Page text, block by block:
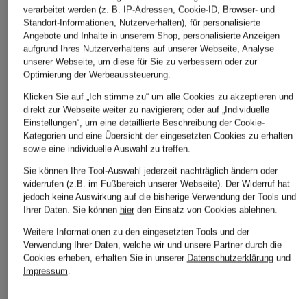
WITHBLACK
Jacke ANNI in
Lederoptik
Ursprünglich:CHF 119
ELIAS RUMELIS
Blouson REVERIE in
Lederoptik
ALLSAINTS
Lederjacke BILLIE
Ursprünglich: CHF 599
Weitere Kategorien
Abendkleider
Kleider
verarbeitet werden (z. B. IP-Adressen, Cookie-ID, Browser- und
Standort-Informationen, Nutzerverhalten), für personalisierte
Angebote und Inhalte in unserem Shop, personalisierte Anzeigen
aufgrund Ihres Nutzerverhaltens auf unserer Webseite, Analyse
unserer Webseite, um diese für Sie zu verbessern oder zur
Optimierung der Werbeaussteuerung.
Klicken Sie auf „Ich stimme zu“ um alle Cookies zu akzeptieren und
direkt zur Webseite weiter zu navigieren; oder auf „Individuelle
Einstellungen“, um eine detaillierte Beschreibung der Cookie-
Kategorien und eine Übersicht der eingesetzten Cookies zu erhalten
sowie eine individuelle Auswahl zu treffen.
Sie können Ihre Tool-Auswahl jederzeit nachträglich ändern oder
widerrufen (z.B. im Fußbereich unserer Webseite). Der Widerruf hat
jedoch keine Auswirkung auf die bisherige Verwendung der Tools und
Ihrer Daten. Sie können hierden Einsatz von Cookies ablehnen.
Weitere Informationen zu den eingesetzten Tools und der
Verwendung Ihrer Daten, welche wir und unsere Partner durch die
Cookies erheben, erhalten Sie in unserer Datenschutzerklärungund
Impressum.